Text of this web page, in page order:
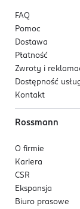
FAQ
Pomoc
Dostawa
Płatność
Zwroty i
Dostępność
Kontakt
Rossmann
O firmie
Kariera
CSR
Ekspansja
Biuro prasowe